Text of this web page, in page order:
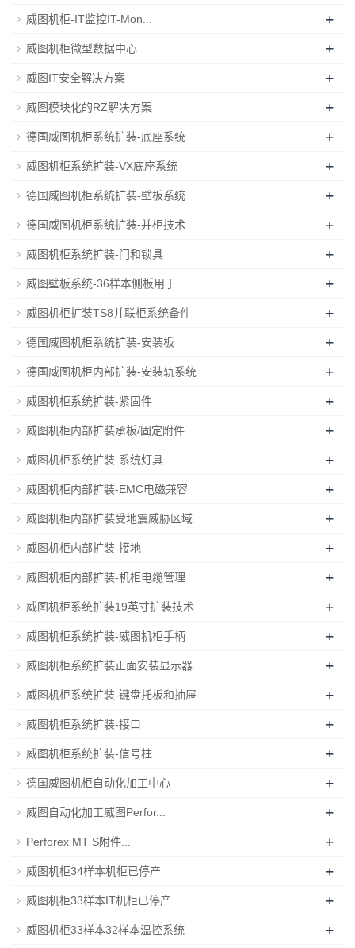
威图机柜-IT监控IT-Mon... +
威图机柜微型数据中心 +
威图IT安全解决方案 +
威图模块化的RZ解决方案 +
德国威图机柜系统扩装-底座系统 +
威图机柜系统扩装-VX底座系统 +
德国威图机柜系统扩装-壁板系统 +
德国威图机柜系统扩装-并柜技术 +
威图机柜系统扩装-门和锁具 +
威图壁板系统-36样本侧板用于... +
威图机柜扩装TS8并联柜系统备件 +
德国威图机柜系统扩装-安装板 +
德国威图机柜内部扩装-安装轨系统 +
威图机柜系统扩装-紧固件 +
威图机柜内部扩装承板/固定附件 +
威图机柜系统扩装-系统灯具 +
威图机柜内部扩装-EMC电磁兼容 +
威图机柜内部扩装受地震威胁区域 +
威图机柜内部扩装-接地 +
威图机柜内部扩装-机柜电缆管理 +
威图机柜系统扩装19英寸扩装技术 +
威图机柜系统扩装-威图机柜手柄 +
威图机柜系统扩装正面安装显示器 +
威图机柜系统扩装-键盘托板和抽屉 +
威图机柜系统扩装-接口 +
威图机柜系统扩装-信号柱 +
德国威图机柜自动化加工中心 +
威图自动化加工威图Perfor... +
Perforex MT S附件... +
威图机柜34样本机柜已停产 +
威图机柜33样本IT机柜已停产 +
威图机柜33样本32样本温控系统 +